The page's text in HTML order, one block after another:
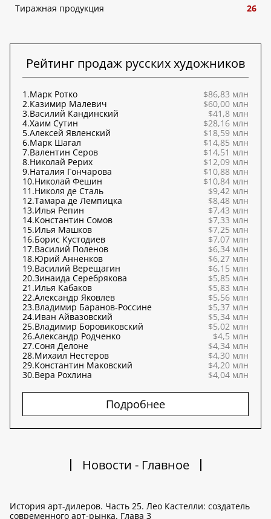
Тиражная продукция 26
Рейтинг продаж русских художников
1.Марк Ротко
$86,83 млн
2.Казимир Малевич
$60,00 млн
3.Василий Кандинский
$41,8 млн
4.Хаим Сутин
$28,16 млн
5.Алексей Явленский
$18,59 млн
6.Марк Шагал
$14,85 млн
7.Валентин Серов
$14,51 млн
8.Николай Рерих
$12,09 млн
9.Наталия Гончарова
$10,88 млн
10.Николай Фешин
$10,84 млн
11.Николя де Сталь
$9,42 млн
12.Тамара де Лемпицка
$8,48 млн
13.Илья Репин
$7,43 млн
14.Константин Сомов
$7,33 млн
15.Илья Машков
$7,25 млн
16.Борис Кустодиев
$7,07 млн
17.Василий Поленов
$6,34 млн
18.Юрий Анненков
$6,27 млн
19.Василий Верещагин
$6,15 млн
20.Зинаида Серебрякова
$5,85 млн
21.Илья Кабаков
$5,83 млн
22.Александр Яковлев
$5,56 млн
23.Владимир Баранов-Россине
$5,37 млн
24.Иван Айвазовский
$5,34 млн
25.Владимир Боровиковский
$5,02 млн
26.Александр Родченко
$4,5 млн
27.Соня Делоне
$4,34 млн
28.Михаил Нестеров
$4,30 млн
29.Константин Маковский
$4,20 млн
30.Вера Рохлина $4,04 млн
Подробнее
Новости - Главное
История арт-дилеров. Часть 25. Лео Кастелли: создатель
современного арт-рынка. Глава 3